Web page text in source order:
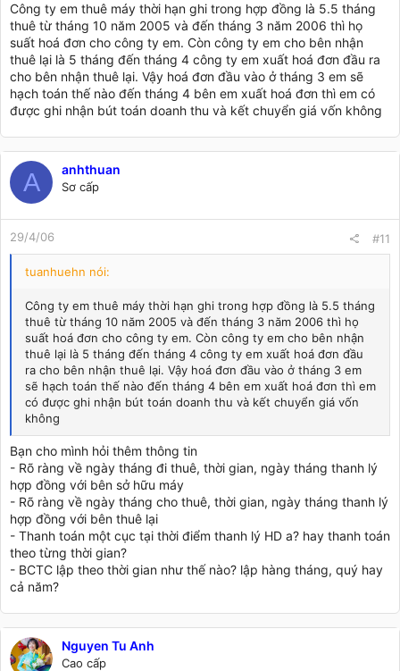
Công ty em thuê máy thời hạn ghi trong hợp đồng là 5.5 tháng
thuê từ tháng 10 năm 2005 và đến tháng 3 năm 2006 thì họ
suất hoá đơn cho công ty em. Còn công ty em cho bên nhận
thuê lại là 5 tháng đến tháng 4 công ty em xuất hoá đơn đầu ra
cho bên nhận thuê lại. Vậy hoá đơn đầu vào ở tháng 3 em sẽ
hạch toán thế nào đến tháng 4 bên em xuất hoá đơn thì em có
được ghi nhận bút toán doanh thu và kết chuyển giá vốn không
A anhthuan
Sơ cấp
29/4/06 #11
tuanhuehn nói:
Công ty em thuê máy thời hạn ghi trong hợp đồng là 5.5 tháng
thuê từ tháng 10 năm 2005 và đến tháng 3 năm 2006 thì họ
suất hoá đơn cho công ty em. Còn công ty em cho bên nhận
thuê lại là 5 tháng đến tháng 4 công ty em xuất hoá đơn đầu
ra cho bên nhận thuê lại. Vậy hoá đơn đầu vào ở tháng 3 em
sẽ hạch toán thế nào đến tháng 4 bên em xuất hoá đơn thì em
có được ghi nhận bút toán doanh thu và kết chuyển giá vốn
không
Bạn cho mình hỏi thêm thông tin
- Rõ ràng về ngày tháng đi thuê, thời gian, ngày tháng thanh lý
hợp đồng với bên sở hữu máy
- Rõ ràng về ngày tháng cho thuê, thời gian, ngày tháng thanh lý
hợp đồng với bên thuê lại
- Thanh toán một cục tại thời điểm thanh lý HD a? hay thanh toán
theo từng thời gian?
- BCTC lập theo thời gian như thế nào? lập hàng tháng, quý hay
cả năm?
Nguyen Tu Anh
Cao cấp